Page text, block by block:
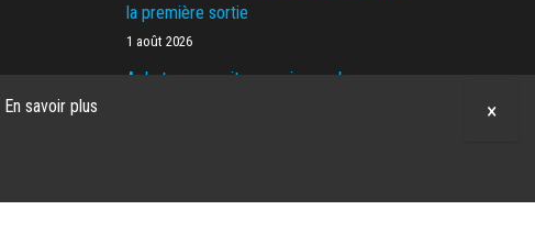
la première sortie
1 août 2026
Acheter une voiture ancienne : la
×
En savoir plus